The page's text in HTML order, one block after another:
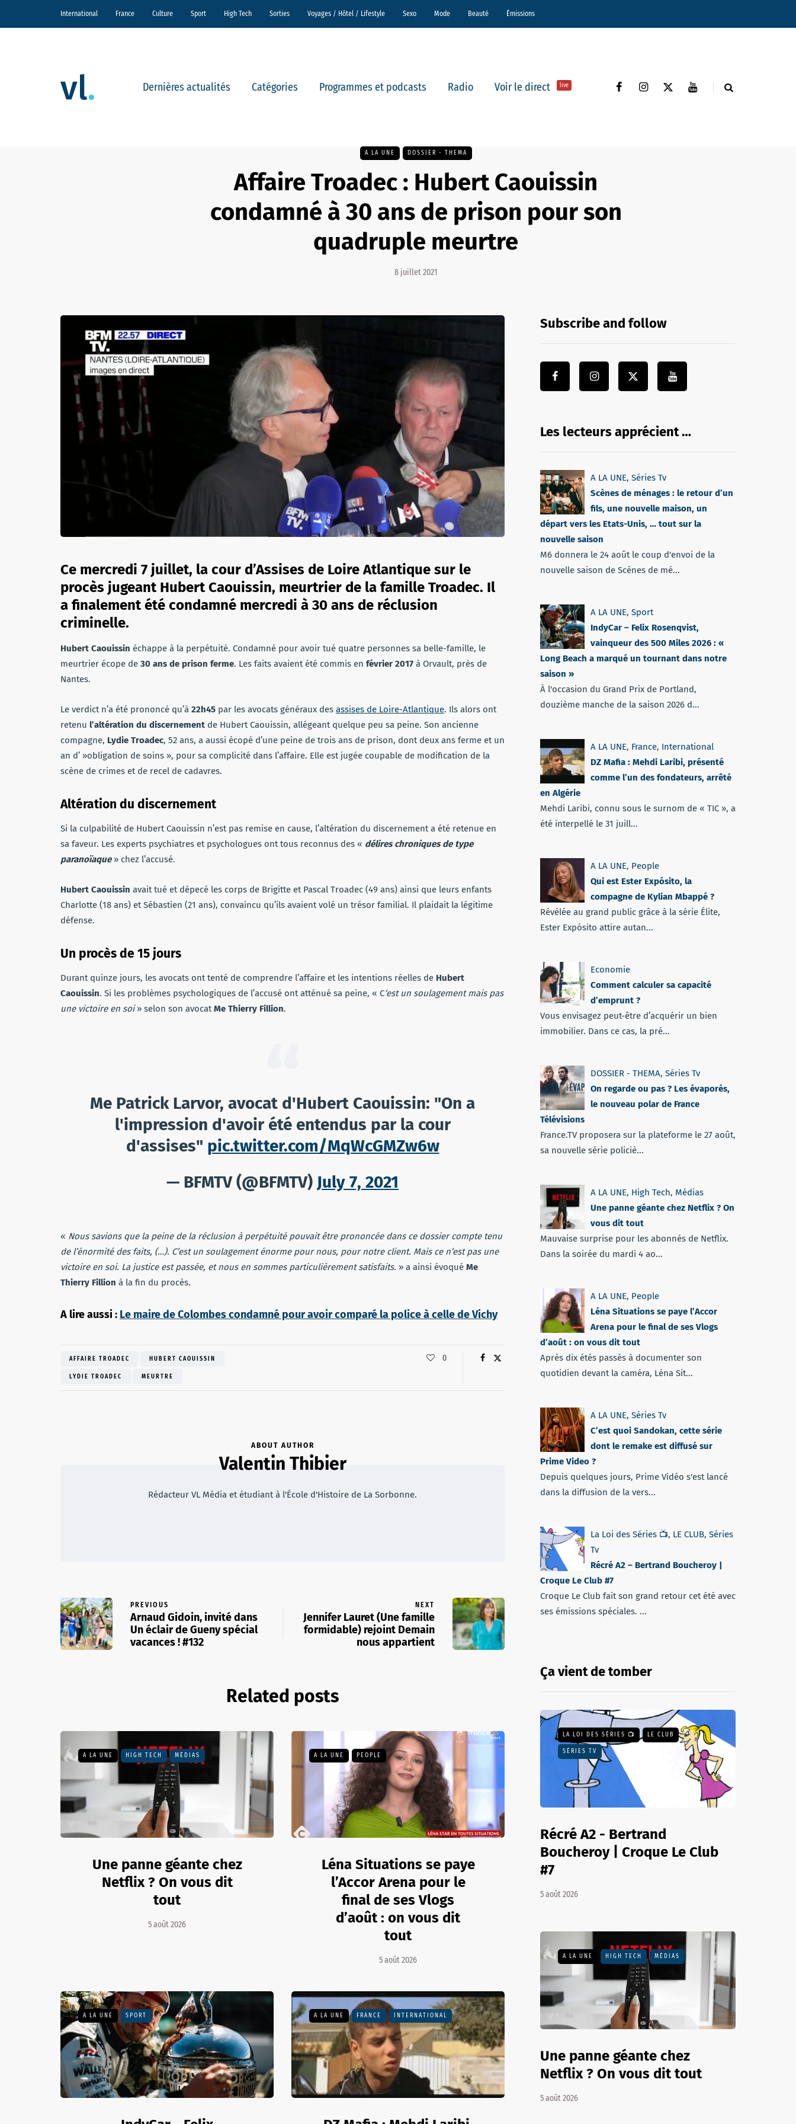
International France Culture Sport High Tech Sorties Voyages / Hôtel / Lifestyle Sexo Mode Beauté Émissions
Dernières actualités Catégories Programmes et podcasts Radio Voir le direct live
A LA UNE DOSSIER - THEMA
Affaire Troadec : Hubert Caouissin
condamné à 30 ans de prison pour son
quadruple meurtre
8 juillet 2021
Ce mercredi 7 juillet, la cour d’Assises de Loire Atlantique sur le
procès jugeant Hubert Caouissin, meurtrier de la famille Troadec. Il
a finalement été condamné mercredi à 30 ans de réclusion
criminelle.
Hubert Caouissin échappe à la perpétuité. Condamné pour avoir tué quatre personnes sa belle-famille, le
meurtrier écope de 30 ans de prison ferme. Les faits avaient été commis en février 2017 à Orvault, près de
Nantes.
Le verdict n’a été prononcé qu’à 22h45 par les avocats généraux des assises de Loire-Atlantique. Ils alors ont
retenu l’altération du discernement de Hubert Caouissin, allégeant quelque peu sa peine. Son ancienne
compagne, Lydie Troadec, 52 ans, a aussi écopé d’une peine de trois ans de prison, dont deux ans ferme et un
an d’ »obligation de soins », pour sa complicité dans l’affaire. Elle est jugée coupable de modification de la
scène de crimes et de recel de cadavres.
Altération du discernement
Si la culpabilité de Hubert Caouissin n’est pas remise en cause, l’altération du discernement a été retenue en
sa faveur. Les experts psychiatres et psychologues ont tous reconnus des « délires chroniques de type
paranoïaque» chez l’accusé.
Hubert Caouissin avait tué et dépecé les corps de Brigitte et Pascal Troadec (49 ans) ainsi que leurs enfants
Charlotte (18 ans) et Sébastien (21 ans), convaincu qu’ils avaient volé un trésor familial. Il plaidait la légitime
défense.
Un procès de 15 jours
Durant quinze jours, les avocats ont tenté de comprendre l’affaire et les intentions réelles de Hubert
Caouissin. Si les problèmes psychologiques de l’accusé ont atténué sa peine, « C‘est un soulagement mais pas
une victoire en soi» selon son avocatMe Thierry Fillion.
Me Patrick Larvor, avocat d'Hubert Caouissin: "On a
l'impression d'avoir été entendus par la cour
d'assises" pic.twitter.com/MqWcGMZw6w
— BFMTV (@BFMTV) July 7, 2021
« Nous savions que la peine de la réclusion à perpétuité pouvait être prononcée dans ce dossier compte tenu
de l’énormité des faits, (…). C’est un soulagement énorme pour nous, pour notre client. Mais ce n’est pas une
victoire en soi. La justice est passée, et nous en sommes particulièrement satisfaits. » a ainsi évoqué Me
Thierry Fillion à la fin du procès.
A lire aussi : Le maire de Colombes condamné pour avoir comparé la police à celle de Vichy
AFFAIRE TROADEC HUBERT CAOUISSIN
LYDIE TROADEC MEURTRE
0
ABOUT AUTHOR
Valentin Thibier
Rédacteur VL Média et étudiant à l'École d'Histoire de La Sorbonne.
PREVIOUS
Arnaud Gidoin, invité dans
Un éclair de Gueny spécial
vacances ! #132
NEXT
Jennifer Lauret (Une famille
formidable) rejoint Demain
nous appartient
Related posts
A LA UNE HIGH TECH MÉDIAS
Une panne géante chez
Netflix ? On vous dit
tout
5 août 2026
A LA UNE PEOPLE
Léna Situations se paye
l’Accor Arena pour le
final de ses Vlogs
d’août : on vous dit
tout
5 août 2026
A LA UNE SPORT A LA UNE FRANCE INTERNATIONAL
Subscribe and follow
Les lecteurs apprécient …
A LA UNE, Séries Tv
Scènes de ménages : le retour d’un
fils, une nouvelle maison, un
départ vers les Etats-Unis, … tout sur la
nouvelle saison
M6 donnera le 24 août le coup d'envoi de la
nouvelle saison de Scènes de mé...
A LA UNE, Sport
IndyCar – Felix Rosenqvist,
vainqueur des 500 Miles 2026 : «
Long Beach a marqué un tournant dans notre
saison »
À l'occasion du Grand Prix de Portland,
douzième manche de la saison 2026 d...
A LA UNE, France, International
DZ Mafia : Mehdi Laribi, présenté
comme l’un des fondateurs, arrêté
en Algérie
Mehdi Laribi, connu sous le surnom de « TIC », a
été interpellé le 31 juill...
A LA UNE, People
Qui est Ester Expósito, la
compagne de Kylian Mbappé ?
Révélée au grand public grâce à la série Élite,
Ester Expósito attire autan...
Economie
Comment calculer sa capacité
d’emprunt ?
Vous envisagez peut-être d’acquérir un bien
immobilier. Dans ce cas, la pré...
DOSSIER - THEMA, Séries Tv
On regarde ou pas ? Les évaporés,
le nouveau polar de France
Télévisions
France.TV proposera sur la plateforme le 27 août,
sa nouvelle série policiè...
A LA UNE, High Tech, Médias
Une panne géante chez Netflix ? On
vous dit tout
Mauvaise surprise pour les abonnés de Netflix.
Dans la soirée du mardi 4 ao...
A LA UNE, People
Léna Situations se paye l’Accor
Arena pour le final de ses Vlogs
d’août : on vous dit tout
Après dix étés passés à documenter son
quotidien devant la caméra, Léna Sit...
A LA UNE, Séries Tv
C’est quoi Sandokan, cette série
dont le remake est diffusé sur
Prime Video ?
Depuis quelques jours, Prime Vidéo s'est lancé
dans la diffusion de la vers...
La Loi des Séries 📺, LE CLUB, Séries
Tv
Récré A2 – Bertrand Boucheroy |
Croque Le Club #7
Croque Le Club fait son grand retour cet été avec
ses émissions spéciales. ...
Ça vient de tomber
LA LOI DES SÉRIES 📺 LE CLUB
SÉRIES TV
Récré A2 - Bertrand
Boucheroy | Croque Le Club
#7
5 août 2026
A LA UNE HIGH TECH MÉDIAS
Une panne géante chez
Netflix ? On vous dit tout
5 août 2026